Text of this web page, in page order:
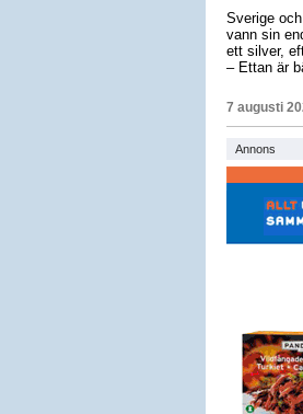
Sverige
vann sin
ett silver,
– Ettan är
7 augusti
Annons